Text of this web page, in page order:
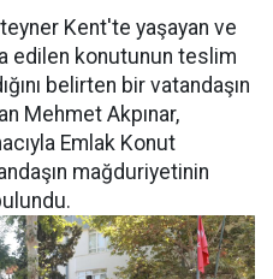
Kent'te yaşayan ve
edilen konutunun teslim
belirten bir vatandaşın
Mehmet Akpınar,
Emlak Konut
mağduriyetinin